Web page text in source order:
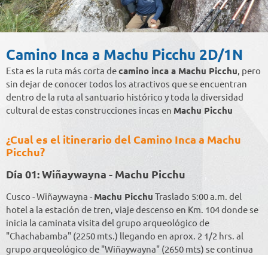
Camino Inca a Machu Picchu 2D/1N
Esta es la ruta más corta decamino inca a Machu Picchu, pero
sin dejar de conocer todos los atractivos que se encuentran
dentro de la ruta al santuario histórico y toda la diversidad
cultural de estas construcciones incas en Machu Picchu
¿Cual es el itinerario del Camino Inca a Machu
Picchu?
Día 01: Wiñaywayna - Machu Picchu
Cusco - Wiñaywayna - Machu Picchu Traslado 5:00 a.m. del
hotel a la estación de tren, viaje descenso en Km. 104 donde se
inicia la caminata visita del grupo arqueológico de
"Chachabamba" (2250 mts.) llegando en aprox. 2 1/2 hrs. al
grupo arqueológico de "Wiñaywayna" (2650 mts) se continua